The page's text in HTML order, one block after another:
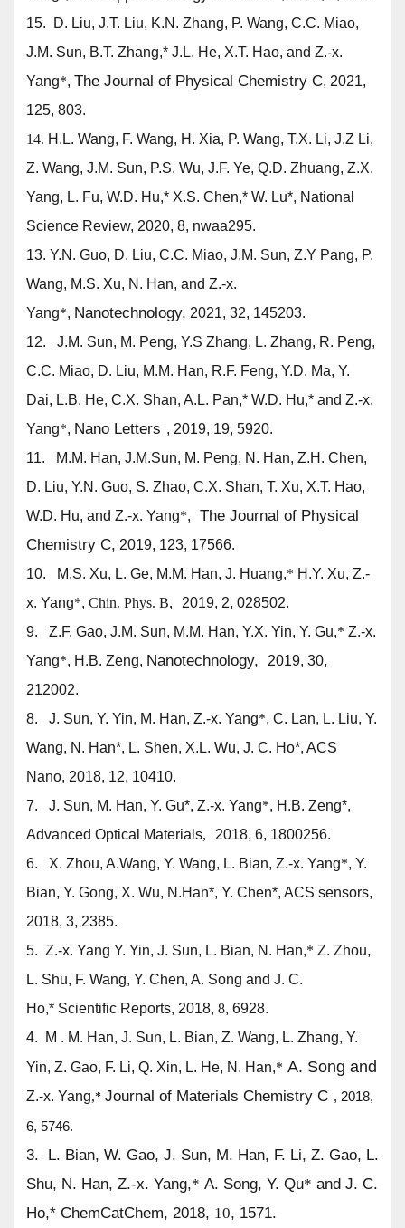
15. D. Liu, J.T. Liu, K.N. Zhang, P. Wang, C.C. Miao,
J.M. Sun, B.T. Zhang,* J.L. He, X.T. Hao, and Z.-x.
Yang*, The Journal of Physical Chemistry C, 2021,
125, 803.
14. H.L. Wang, F. Wang, H. Xia, P. Wang, T.X. Li, J.Z Li,
Z. Wang, J.M. Sun, P.S. Wu, J.F. Ye, Q.D. Zhuang, Z.X.
Yang, L. Fu, W.D. Hu,* X.S. Chen,* W. Lu*, National
Science Review, 2020, 8, nwaa295.
13. Y.N. Guo, D. Liu, C.C. Miao, J.M. Sun, Z.Y Pang, P.
Wang, M.S. Xu, N. Han, and Z.-x.
Yang*, Nanotechnology, 2021, 32, 145203.
12. J.M. Sun, M. Peng, Y.S Zhang, L. Zhang, R. Peng,
C.C. Miao, D. Liu, M.M. Han, R.F. Feng, Y.D. Ma, Y.
Dai, L.B. He, C.X. Shan, A.L. Pan,* W.D. Hu,* and Z.-x.
Yang*, Nano Letters , 2019, 19, 5920.
11. M.M. Han, J.M.Sun, M. Peng, N. Han, Z.H. Chen,
D. Liu, Y.N. Guo, S. Zhao, C.X. Shan, T. Xu, X.T. Hao,
W.D. Hu, and Z.-x. Yang*,
The Journal of Physical
Chemistry C, 2019, 123, 17566.
10.
M.S. Xu, L. Ge, M.M. Han, J. Huang,* H.Y. Xu, Z.-
x. Yang*, Chin. Phys. B,
2019, 2, 028502.
9. Z.F. Gao, J.M. Sun, M.M. Han, Y.X. Yin, Y. Gu,* Z.-x.
Yang*, H.B. Zeng, Nanotechnology,
2019, 30,
212002.
8.
J. Sun, Y. Yin, M. Han, Z.-x. Yang*, C. Lan, L. Liu, Y.
Wang, N. Han*, L. Shen, X.L. Wu, J. C. Ho*, ACS
Nano, 2018, 12, 10410.
7.
J. Sun, M. Han, Y. Gu*, Z.-x. Yang*, H.B. Zeng*,
Advanced Optical Materials,
2018, 6, 1800256.
6.
X. Zhou, A.Wang, Y. Wang, L. Bian, Z.-x. Yang*, Y.
Bian, Y. Gong, X. Wu, N.Han*, Y. Chen*, ACS sensors,
2018, 3, 2385.
5. Z.-x. Yang Y. Yin, J. Sun, L. Bian, N. Han,* Z. Zhou,
L. Shu, F. Wang, Y. Chen, A. Song and J. C.
Ho,*Scientific Reports, 2018, 8, 6928.
4. M . M. Han, J. Sun, L. Bian, Z. Wang, L. Zhang, Y.
Yin, Z. Gao, F. Li, Q. Xin, L. He, N. Han,* A. Song and
Z.-x. Yang,* Journal of Materials Chemistry C , 2018,
6, 5746.
3.
L. Bian, W. Gao, J. Sun, M. Han, F. Li, Z. Gao, L.
Shu, N. Han, Z.-x. Yang,* A. Song, Y. Qu* and J. C.
Ho,*ChemCatChem, 2018, 10, 1571.